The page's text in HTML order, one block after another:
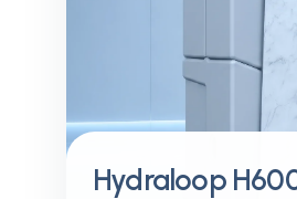
Hydraloop